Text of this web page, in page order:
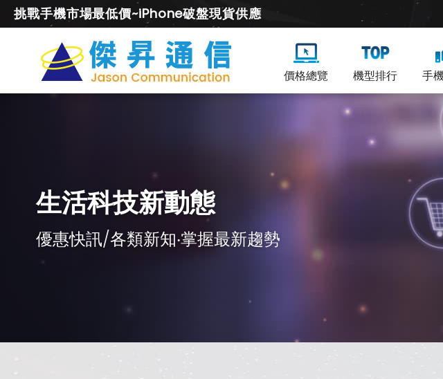
挑戰手機市場最低價~iPhone破盤現貨供應
價格總覽 機型排行 手
生活科技新動態
優惠快訊/各類新知‧掌握最新趨勢